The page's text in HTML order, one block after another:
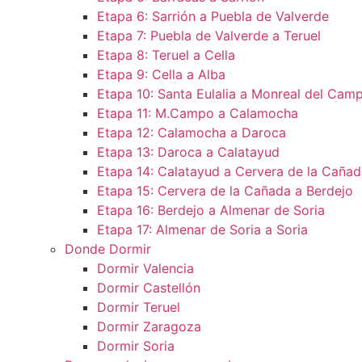
Etapa 6: Sarrión a Puebla de Valverde
Etapa 7: Puebla de Valverde a Teruel
Etapa 8: Teruel a Cella
Etapa 9: Cella a Alba
Etapa 10: Santa Eulalia a Monreal del
Etapa 11: M.Campo a Calamocha​
Etapa 12: Calamocha a Daroca ​
Etapa 13: Daroca a Calatayud
Etapa 14: Calatayud a Cervera de la
Etapa 15: Cervera de la Cañada a Berdejo
Etapa 16: Berdejo a Almenar de Soria
Etapa 17: Almenar de Soria a Soria ​
Donde Dormir
Dormir Valencia
Dormir Castellón
Dormir Teruel
Dormir Zaragoza
Dormir Soria